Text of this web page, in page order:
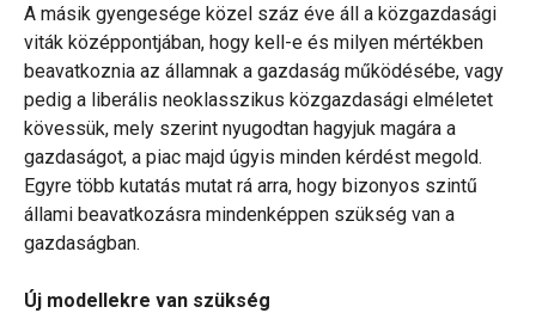
A másik gyengesége közel száz éve áll a közgazdasági
viták középpontjában, hogy kell-e és milyen mértékben
beavatkoznia az államnak a gazdaság működésébe, vagy
pedig a liberális neoklasszikus közgazdasági elméletet
kövessük, mely szerint nyugodtan hagyjuk magára a
gazdaságot, a piac majd úgyis minden kérdést megold.
Egyre több kutatás mutat rá arra, hogy bizonyos szintű
állami beavatkozásra mindenképpen szükség van a
gazdaságban.
Új modellekre van szükség